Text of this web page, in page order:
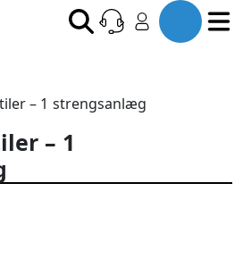
– 1 strengsanlæg
– 1